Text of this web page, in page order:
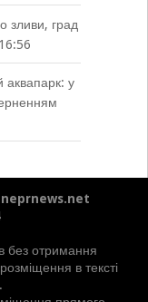
зливи, град
аквапарк: у
без отримання
в тексті